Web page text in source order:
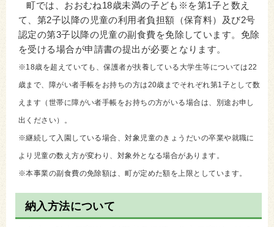
町では、おおむね18歳未満の子ども※を第1子と数え
て、第2子以降の児童の利用者負担額（保育料）及び2号
認定の第3子以降の児童の副食費を免除しています。免除
を受ける場合が申請書の提出が必要となります。
※18歳を超えていても、保護者が扶養している大学生等については22
歳まで、障がい者手帳をお持ちの方は20歳までそれぞれ第1子として数
えます（世帯に障がい者手帳をお持ちの方がいる場合は、別途お申し
出ください）。
※継続して入園している場合、対象児童のきょうだいの卒業や就職に
より児童の数え方が変わり、対象外となる場合があります。
※本事業の副食費の免除額は、町が定めた額を上限としています。
納入方法について